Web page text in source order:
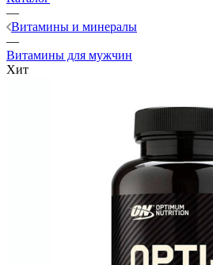
—
Витамины и минералы
—
Витамины для мужчин
Хит